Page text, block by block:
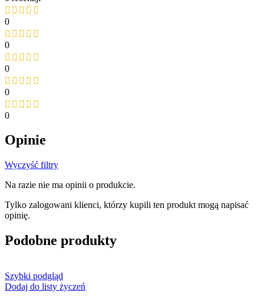
0
0
0
0
0
Opinie
Wyczyść filtry
Na razie nie ma opinii o produkcie.
Tylko zalogowani klienci, którzy kupili ten produkt mogą napisać
opinię.
Podobne produkty
Szybki podgląd
Dodaj do listy życzeń